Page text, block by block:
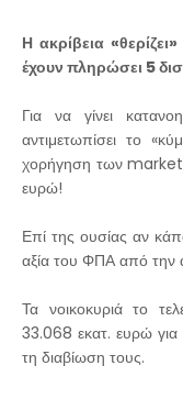
Η ακρίβεια
έχουν πληρώσει 5
Για να γίνει
αντιμετωπίσει το
χορήγηση των market
ευρώ!
Επί της ουσίας αν
αξία του ΦΠΑ από την
Τα νοικοκυριά το
33.068 εκατ. ευρώ για
τη διαβίωση τους.